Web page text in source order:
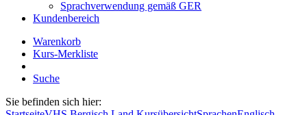
Sprachverwendung gemäß GER
Kundenbereich
Warenkorb
Kurs-Merkliste
Suche
Sie befinden sich hier: